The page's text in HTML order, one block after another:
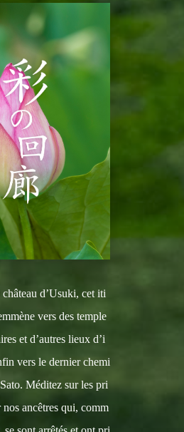
d’Usuki, cet iti
vers des temple
et d’autres lieux d’i
vers le dernier chemi
Méditez sur les pri
nos ancêtres qui, comm